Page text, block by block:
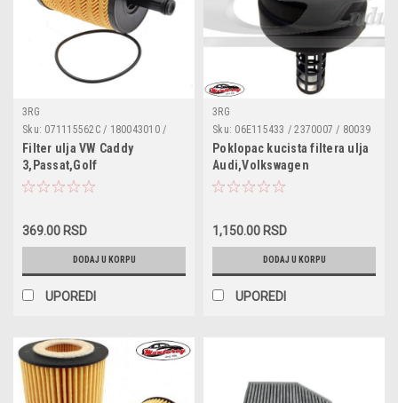
3RG
Sku: 071115562C / 180043010 /
95561 / 68001297AA / 1118184 /
1250679 / MN980125 / MN980408
/ 045115466 / 045115466A /
045115466B / 070115562 /
Filter ulja VW Caddy
3,Passat,Golf
4,Tiguan,Sharan,Bora,Lupo,Seat
A2,Skoda Fabia
1.4/1.9/2.0TDI
369.00 RSD
DODAJ U KORPU
UPOREDI
3RG
Sku: 06E115433 / 2370007 / 80039
/ 06E115433C
Poklopac kucista filtera ulja
Audi,Volkswagen
1,150.00 RSD
DODAJ U KORPU
UPOREDI